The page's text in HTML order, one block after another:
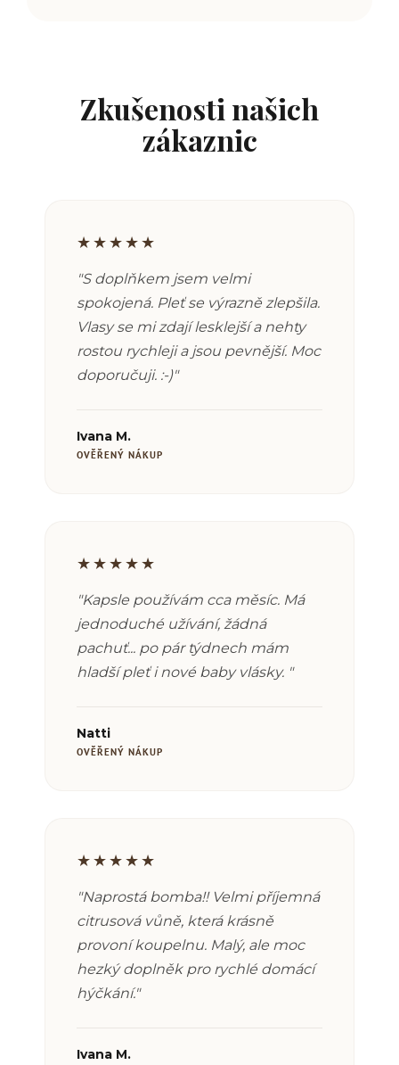
Zkušenosti našich
zákaznic
★★★★★
"S doplňkem jsem velmi
spokojená. Pleť se výrazně zlepšila.
Vlasy se mi zdají lesklejší a nehty
rostou rychleji a jsou pevnější. Moc
doporučuji. :-)"
Ivana M.
OVĚŘENÝ NÁKUP
★★★★★
"Kapsle používám cca měsíc. Má
jednoduché užívání, žádná
pachuť... po pár týdnech mám
hladší pleť i nové baby vlásky. "
Natti
OVĚŘENÝ NÁKUP
★★★★★
"Naprostá bomba!! Velmi příjemná
citrusová vůně, která krásně
provoní koupelnu. Malý, ale moc
hezký doplněk pro rychlé domácí
hýčkání."
Ivana M.